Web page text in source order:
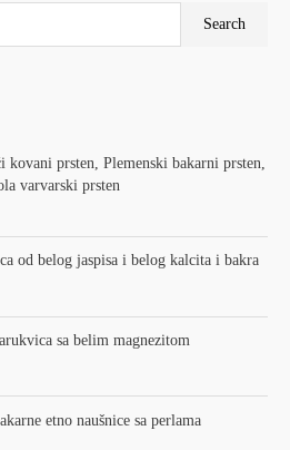
Search
kovani prsten, Plemenski bakarni prsten,
varvarski prsten
od belog jaspisa i belog kalcita i bakra
sa belim magnezitom
etno naušnice sa perlama